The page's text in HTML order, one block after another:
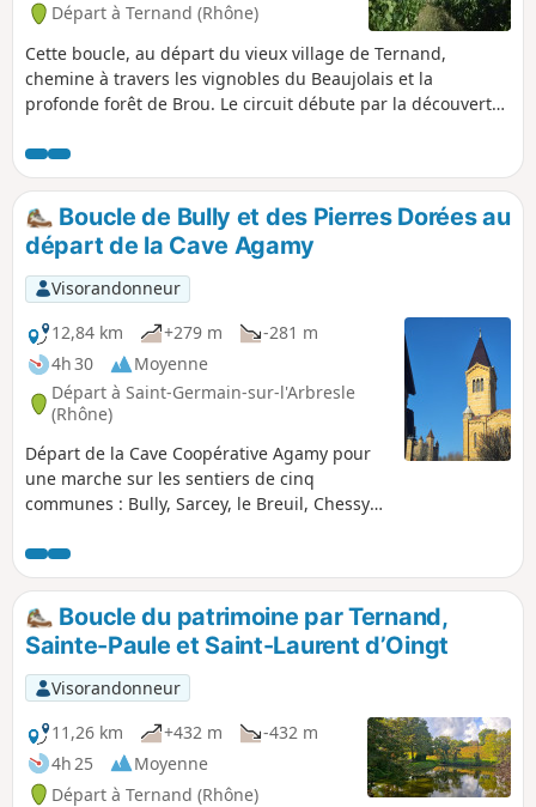
Départ à Ternand (Rhône)
Cette boucle, au départ du vieux village de Ternand,
chemine à travers les vignobles du Beaujolais et la
profonde forêt de Brou. Le circuit débute par la découverte
sur des petites routes et des chemins faciles et offre de
beaux points de vue sur les monts du Beaujolais
environnants, de Létra à Oingt.
Boucle de Bully et des Pierres Dorées au
départ de la Cave Agamy
Visorandonneur
12,84 km
+279 m
-281 m
4h 30
Moyenne
Départ à Saint-Germain-sur-l'Arbresle
(Rhône)
Départ de la Cave Coopérative Agamy pour
une marche sur les sentiers de cinq
communes : Bully, Sarcey, le Breuil, Chessy
sommes au pays des Pierres Dorées, en
Beaujolais, avec ses hameaux comme
Apinost et son lavoir, le village avec son
école, le château, sa mairie et son église.
Poursuite avec le hameau de Montagny, le
Crêt de Montgiron avec ses vignes et, au
final, le magnifique hameau de Glay en
belles pierres dorées des carrières voisines
(visitables).
Boucle du patrimoine par Ternand,
Sainte-Paule et Saint-Laurent d’Oingt
Visorandonneur
11,26 km
+432 m
-432 m
4h 25
Moyenne
Départ à Ternand (Rhône)